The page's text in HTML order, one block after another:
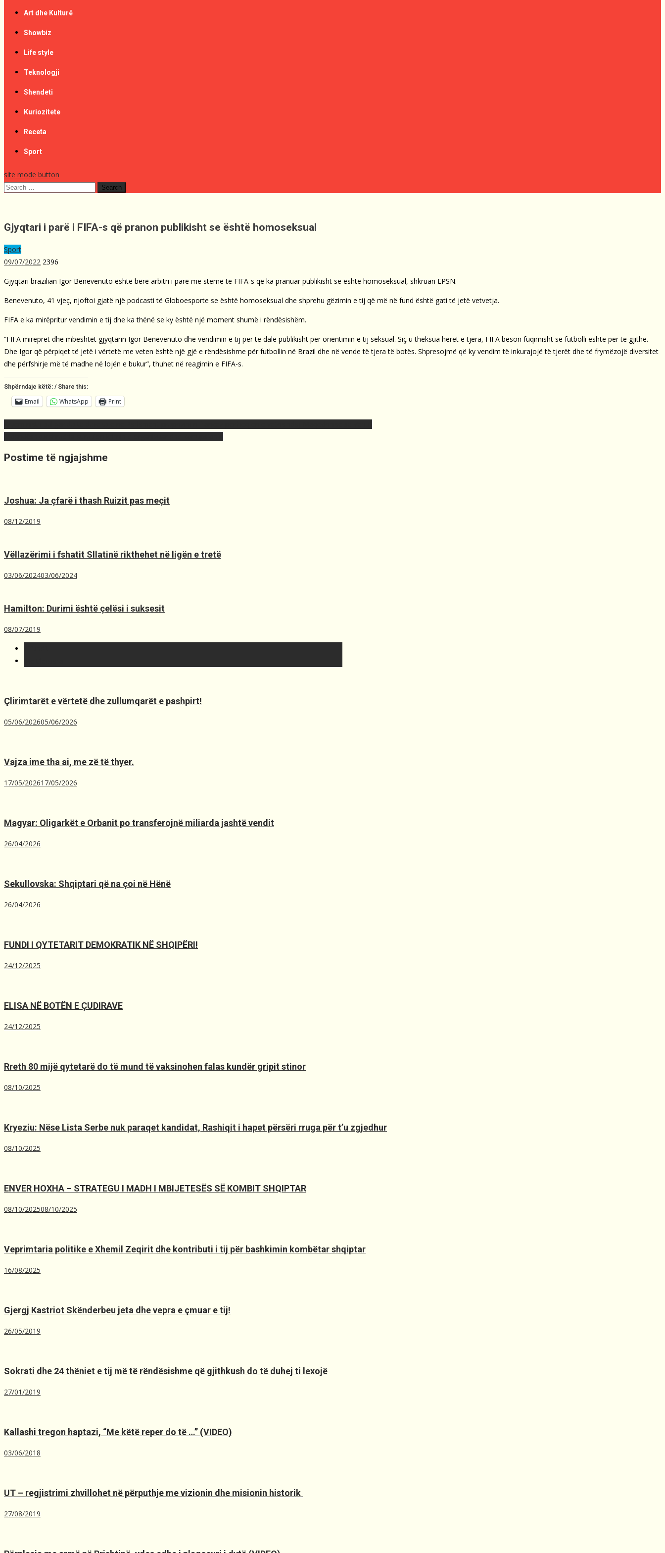
Art dhe Kulturë
Showbiz
Life style
Teknologji
Shendeti
Kuriozitete
Receta
Sport
site mode button
Search
Gjyqtari i parë i FIFA-s që pranon publikisht se është homoseksual
Sport
09/07/2022 2396
Gjyqtari brazilian Igor Benevenuto është bërë arbitri i parë me stemë të FIFA-s që ka pranuar publikisht se është homoseksual, shkruan EPSN.
Benevenuto, 41 vjeç, njoftoi gjatë një podcasti të Globoesporte se është homoseksual dhe shprehu gëzimin e tij që më në fund është gati të jetë vetvetja.
FIFA e ka mirëpritur vendimin e tij dhe ka thënë se ky është një moment shumë i rëndësishëm.
“FIFA mirëpret dhe mbështet gjyqtarin Igor Benevenuto dhe vendimin e tij për të dalë publikisht për orientimin e tij seksual. Siç u theksua herët e tjera, FIFA beson fuqimisht se futbolli është për të gjithë.
Dhe Igor që përpiqet të jetë i vërtetë me veten është një gjë e rëndësishme për futbollin në Brazil dhe në vende të tjera të botës. Shpresojmë që ky vendim të inkurajojë të tjerët dhe të frymëzojë diversitet
dhe përfshirje më të madhe në lojën e bukur”, thuhet në reagimin e FIFA-s.
Shpërndaje këtë: / Share this:
Email WhatsApp Print
Postime të ngjajshme
Joshua: Ja çfarë i thash Ruizit pas meçit
08/12/2019
Vëllazërimi i fshatit Sllatinë rikthehet në ligën e tretë
03/06/202403/06/2024
Hamilton: Durimi është çelësi i suksesit
08/07/2019
Çlirimtarët e vërtetë dhe zullumqarët e pashpirt!
05/06/202605/06/2026
Vajza ime tha ai, me zë të thyer.
17/05/202617/05/2026
Magyar: Oligarkët e Orbanit po transferojnë miliarda jashtë vendit
26/04/2026
Sekullovska: Shqiptari që na çoi në Hënë
26/04/2026
FUNDI I QYTETARIT DEMOKRATIK NË SHQIPËRI!
24/12/2025
ELISA NË BOTËN E ÇUDIRAVE
24/12/2025
Rreth 80 mijë qytetarë do të mund të vaksinohen falas kundër gripit stinor
08/10/2025
Kryeziu: Nëse Lista Serbe nuk paraqet kandidat, Rashiqit i hapet përsëri rruga për t’u zgjedhur
08/10/2025
ENVER HOXHA – STRATEGU I MADH I MBIJETESËS SË KOMBIT SHQIPTAR
08/10/202508/10/2025
Veprimtaria politike e Xhemil Zeqirit dhe kontributi i tij për bashkimin kombëtar shqiptar
16/08/2025
Gjergj Kastriot Skënderbeu jeta dhe vepra e çmuar e tij!
26/05/2019
Sokrati dhe 24 thëniet e tij më të rëndësishme që gjithkush do të duhej ti lexojë
27/01/2019
Kallashi tregon haptazi, “Me kёtё reper do tё …” (VIDEO)
03/06/2018
UT – regjistrimi zhvillohet në përputhje me vizionin dhe misionin historik ️
27/08/2019